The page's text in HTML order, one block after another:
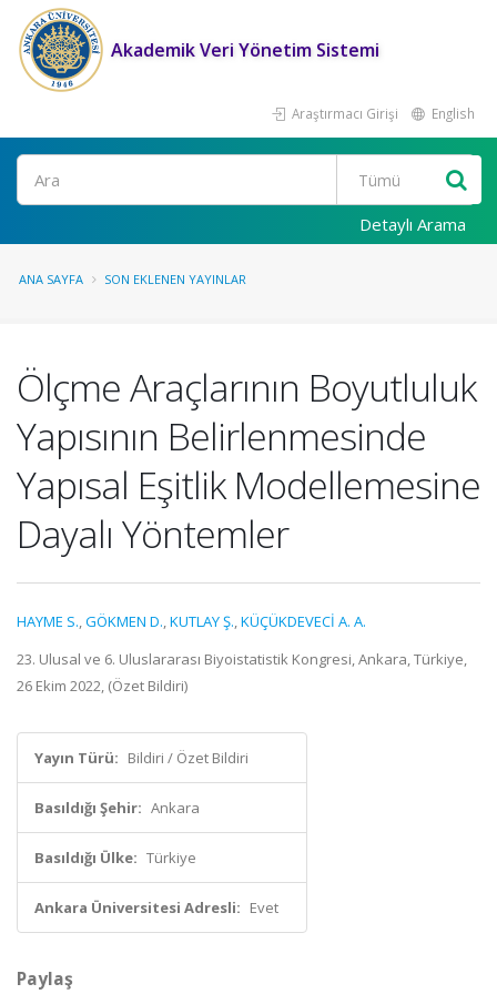
Akademik Veri Yönetim Sistemi
Araştırmacı Girişi English
Ara
Detaylı Arama
ANA SAYFA SON EKLENEN YAYINLAR
Ölçme Araçlarının Boyutluluk
Yapısının Belirlenmesinde
Yapısal Eşitlik Modellemesine
Dayalı Yöntemler
HAYME S.,GÖKMEN D.,KUTLAY Ş.,KÜÇÜKDEVECİ A. A.
23. Ulusal ve 6. Uluslararası Biyoistatistik Kongresi, Ankara, Türkiye,
26 Ekim 2022, (Özet Bildiri)
Yayın Türü: Bildiri / Özet Bildiri
Basıldığı Şehir: Ankara
Basıldığı Ülke: Türkiye
Ankara Üniversitesi Adresli: Evet
Paylaş